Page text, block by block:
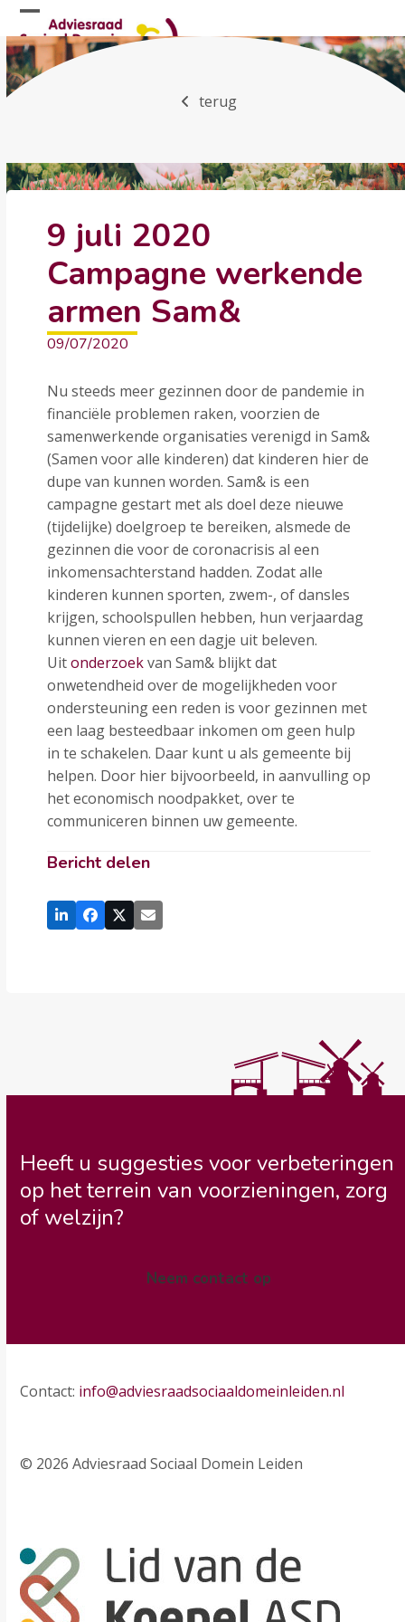
Skip
to
content
Open
mobile
menu
Close
mobile
menu
terug
9 juli 2020
Campagne werkende
armen Sam&
09/07/2020
Nu steeds meer gezinnen door de pandemie in
financiële problemen raken, voorzien de
samenwerkende organisaties verenigd in Sam&
(Samen voor alle kinderen) dat kinderen hier de
dupe van kunnen worden. Sam& is een
campagne gestart met als doel deze nieuwe
(tijdelijke) doelgroep te bereiken, alsmede de
gezinnen die voor de coronacrisis al een
inkomensachterstand hadden. Zodat alle
kinderen kunnen sporten, zwem-, of dansles
krijgen, schoolspullen hebben, hun verjaardag
kunnen vieren en een dagje uit beleven.
Uitonderzoekvan Sam& blijkt dat
onwetendheid over de mogelijkheden voor
ondersteuning een reden is voor gezinnen met
een laag besteedbaar inkomen om geen hulp
in te schakelen. Daar kunt u als gemeente bij
helpen. Door hier bijvoorbeeld, in aanvulling op
het economisch noodpakket, over te
communiceren binnen uw gemeente.
Bericht delen
Heeft u suggesties voor verbeteringen
op het terrein van voorzieningen, zorg
of welzijn?
Neem contact op
Contact: info@adviesraadsociaaldomeinleiden.nl
© 2026 Adviesraad Sociaal Domein Leiden